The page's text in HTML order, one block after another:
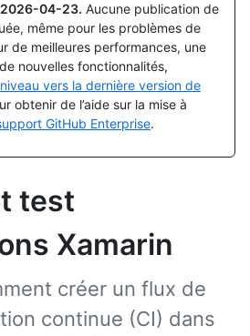
2026-04-23. Aucune publication de
même pour les problèmes de
de meilleures performances, une
nouvelles fonctionnalités,
vers la dernière version de
obtenir de l’aide sur la mise à
GitHub Enterprise.
test
Xamarin
créer un flux de
continue (CI) dans